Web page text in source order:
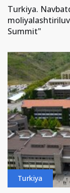
Turkiya.
Summit"
Turkiya